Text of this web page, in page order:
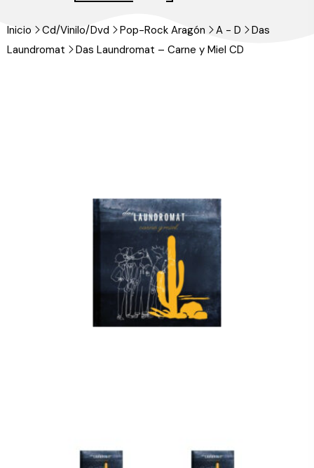
Inicio Cd/Vinilo/Dvd Pop-Rock Aragón A - D
Das
Laundromat
Das Laundromat – Carne y Miel CD